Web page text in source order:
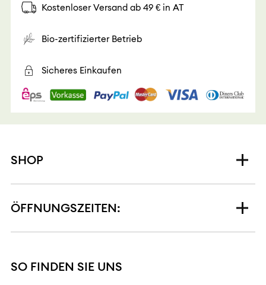
Kostenloser Versand ab 49 € in AT
Bio-zertifizierter Betrieb
Sicheres Einkaufen
SHOP
ÖFFNUNGSZEITEN:
SO FINDEN SIE UNS